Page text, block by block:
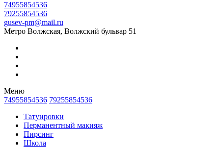
74955854536
79255854536
gusev-pm@mail.ru
Метро Волжская, Волжский бульвар 51
Меню
74955854536 79255854536
Татуировки
Перманентный макияж
Пирсинг
Школа